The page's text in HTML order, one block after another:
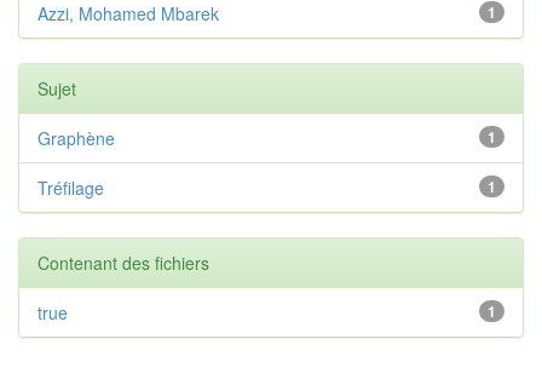
1
Azzi, Mohamed Mbarek
Sujet
1
Graphène
1
Tréfilage
Contenant des fichiers
1
true